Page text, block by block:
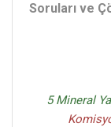
Soruları ve
5 Mineral